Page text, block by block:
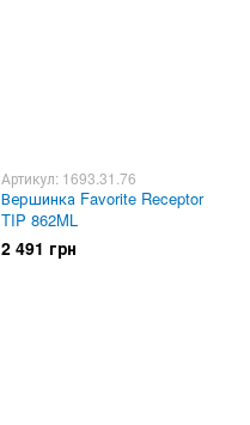
Артикул: 1693.31.76
Вершинка Favorite Receptor
TIP 862ML
2 491 грн